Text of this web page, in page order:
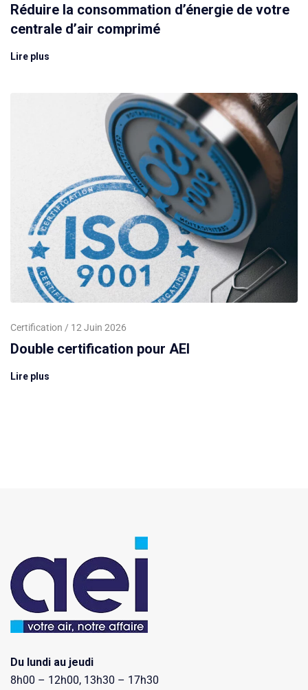
Réduire la consommation d’énergie de votre
centrale d’air comprimé
Lire plus
Certification 12 Juin 2026
Double certification pour AEI
Lire plus
Du lundi au jeudi
8h00 – 12h00, 13h30 – 17h30